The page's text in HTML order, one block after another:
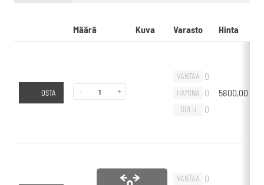
Määrä Kuva Varasto Hinta
OSTA - +
VANTAA 0
HAMINA 0
OULU 0
5800,00
VANTAA 0